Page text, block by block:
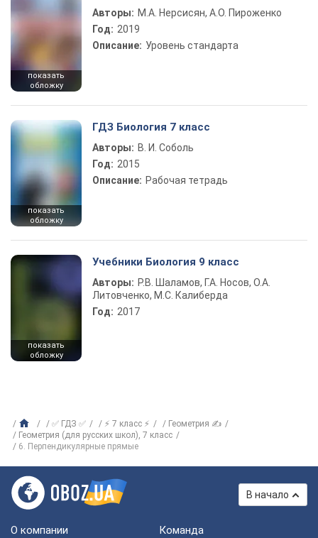
показать
обложку
Авторы: М.А. Нерсисян, А.О. Пироженко
Год: 2019
Описание: Уровень стандарта
показать
обложку
ГДЗ Биология 7 класс
Авторы: В. И. Соболь
Год: 2015
Описание: Рабочая тетрадь
показать
обложку
Учебники Биология 9 класс
Авторы: Р.В. Шаламов, Г.А. Носов, О.А.
Литовченко, М.С. Калиберда
Год: 2017
✅ ГДЗ ✅ ⚡ 7 класс ⚡
Геометрия ✍
Геометрия (для русских школ), 7 класс
6. Перпендикулярные прямые
В начало
О компании Команда